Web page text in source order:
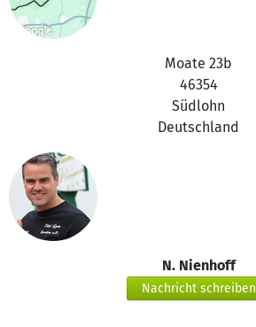
Moate 23b
46354
Südlohn
Deutschland
N. Nienhoff
Nachricht schreiben